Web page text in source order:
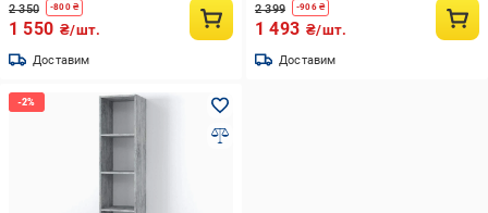
2 350 -800₴
1 550 ₴/шт.
Доставим
2 399 -906₴
1 493 ₴/шт.
Доставим